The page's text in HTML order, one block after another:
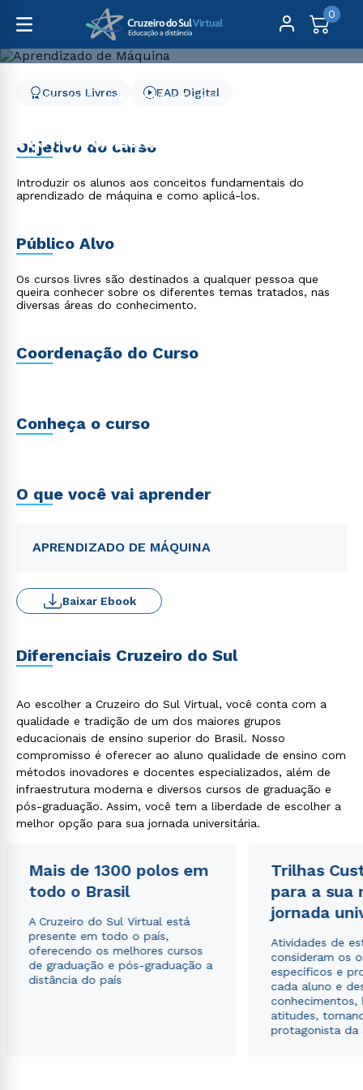
0
Cursos Livres
Engenharia e Tecnologia
Aprendizado de Máquina
Cursos Livres EAD Digital
Objetivo do curso
Introduzir os alunos aos conceitos fundamentais do
aprendizado de máquina e como aplicá-los.
Público Alvo
Os cursos livres são destinados a qualquer pessoa que
queira conhecer sobre os diferentes temas tratados, nas
diversas áreas do conhecimento.
Coordenação do Curso
Conheça o curso
O que você vai aprender
APRENDIZADO DE MÁQUINA
Baixar Ebook
Diferenciais Cruzeiro do Sul
Ao escolher a Cruzeiro do Sul Virtual, você conta com a
qualidade e tradição de um dos maiores grupos
educacionais de ensino superior do Brasil. Nosso
compromisso é oferecer ao aluno qualidade de ensino com
métodos inovadores e docentes especializados, além de
infraestrutura moderna e diversos cursos de graduação e
pós-graduação. Assim, você tem a liberdade de escolher a
melhor opção para sua jornada universitária.
Mais de 1300 polos em
todo o Brasil
A Cruzeiro do Sul Virtual está
presente em todo o país,
oferecendo os melhores cursos
de graduação e pós-graduação a
distância do país
Trilhas
para a sua
jornada
Atividades de
consideram os
específicos e
cada aluno e
conhecimentos,
atitudes,
protagonista da